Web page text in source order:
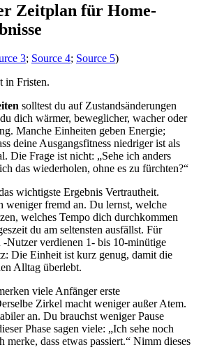
Zeitplan für Home-
3; Source 4; Source 5)
in Fristen.
solltest du auf Zustandsänderungen
dich wärmer, beweglicher, wacher oder
Manche Einheiten geben Energie;
deine Ausgangsfitness niedriger ist als
Die Frage ist nicht: „Sehe ich anders
das wiederholen, ohne es zu fürchten?“
wichtigste Ergebnis Vertrautheit.
weniger fremd an. Du lernst, welche
welches Tempo dich durchkommen
du am seltensten ausfällst. Für
Nutzer verdienen 1- bis 10-minütige
Die Einheit ist kurz genug, damit die
Alltag überlebt.
viele Anfänger erste
Zirkel macht weniger außer Atem.
an. Du brauchst weniger Pause
Phase sagen viele: „Ich sehe noch
merke, dass etwas passiert.“ Nimm dieses